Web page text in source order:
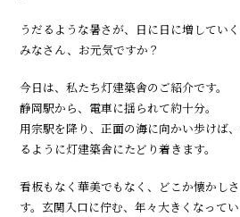
うだるような暑さが、日に日に増していく
みなさん、お元気ですか？
今日は、私たち灯建築舎のご紹介です。
静岡駅から、電車に揺られて約十分。
用宗駅を降り、正面の海に向かい歩けば
るように灯建築舎にたどり着きます。
看板もなく華美でもなく、どこか懐かし
す。玄関入口に佇む、年々大きくなって